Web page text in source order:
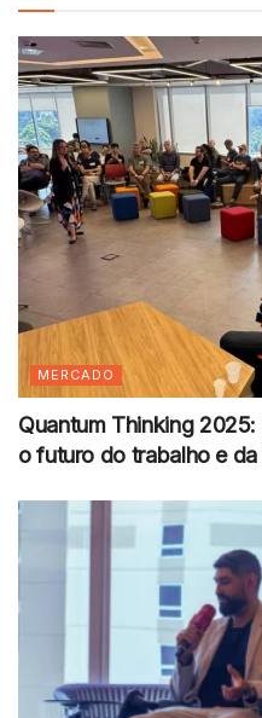
MERCADO
Quantum Thinking
o futuro do trabalho e